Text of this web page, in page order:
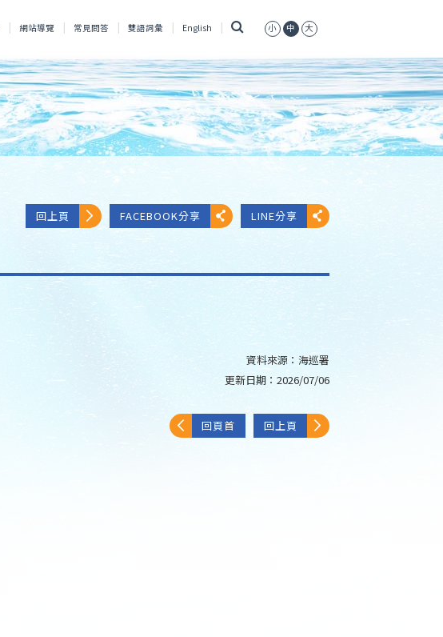
網站導覽 常見問答 雙語詞彙 English 小 中 大
回上頁 FACEBOOK分享 LINE分享
資料來源： 海巡署
更新日期： 2026/07/06
回頁首 回上頁